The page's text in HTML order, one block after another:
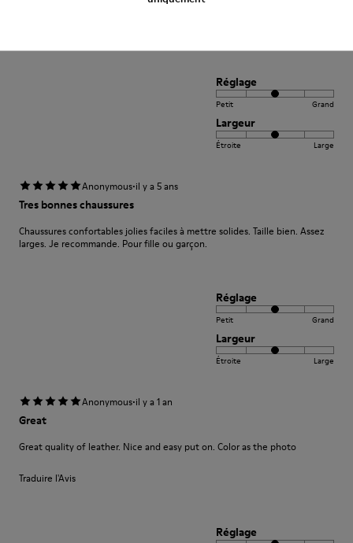
Réglage
Petit Grand
Largeur
Étroite Large
Anonymous·il y a 5 ans
Tres bonnes chaussures
Chaussures confortables jolies faciles à mettre solides. Taille bien. Assez
larges. Je recommande. Pour fille ou garçon.
Réglage
Petit Grand
Largeur
Étroite Large
Anonymous·il y a 1 an
Great
Great quality of leather. Nice and easy put on. Color as the photo
Traduire l'Avis
Réglage